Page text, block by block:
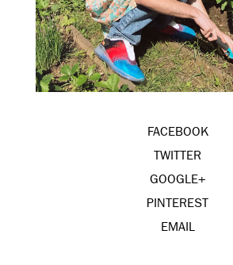
FACEBOOK
TWITTER
GOOGLE+
PINTEREST
EMAIL